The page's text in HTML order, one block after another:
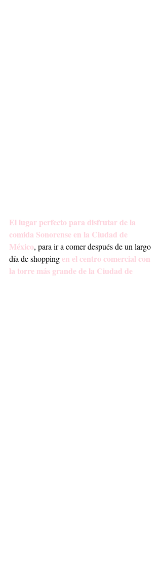
El lugar perfecto para disfrutar de la
comida Sonorense en la Ciudad de
México, para ir a comer después de un largo
día de shopping en el centro comercial con
la torre más grande de la Ciudad de